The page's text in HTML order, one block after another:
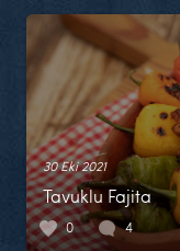
30 Eki 2021
Tavuklu Fajita
0 4